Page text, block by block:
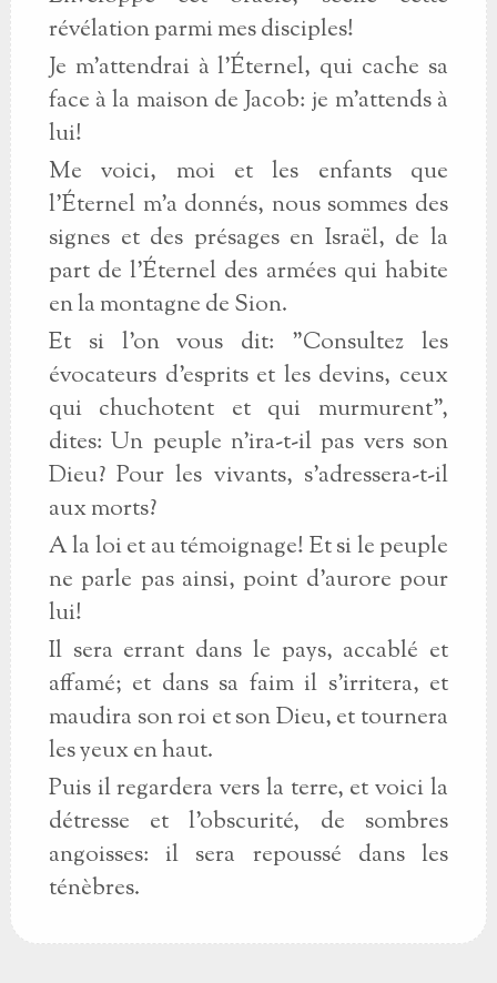
révélation parmi mes disciples!
Je m'attendrai à l'Éternel, qui cache sa
face à la maison de Jacob: je m'attends à
lui!
Me voici, moi et les enfants que
l'Éternel m'a donnés, nous sommes des
signes et des présages en Israël, de la
part de l'Éternel des armées qui habite
en la montagne de Sion.
Et si l'on vous dit: "Consultez les
évocateurs d'esprits et les devins, ceux
qui chuchotent et qui murmurent",
dites: Un peuple n'ira-t-il pas vers son
Dieu? Pour les vivants, s'adressera-t-il
aux morts?
A la loi et au témoignage! Et si le peuple
ne parle pas ainsi, point d'aurore pour
lui!
Il sera errant dans le pays, accablé et
affamé; et dans sa faim il s'irritera, et
maudira son roi et son Dieu, et tournera
les yeux en haut.
Puis il regardera vers la terre, et voici la
détresse et l'obscurité, de sombres
angoisses: il sera repoussé dans les
ténèbres.